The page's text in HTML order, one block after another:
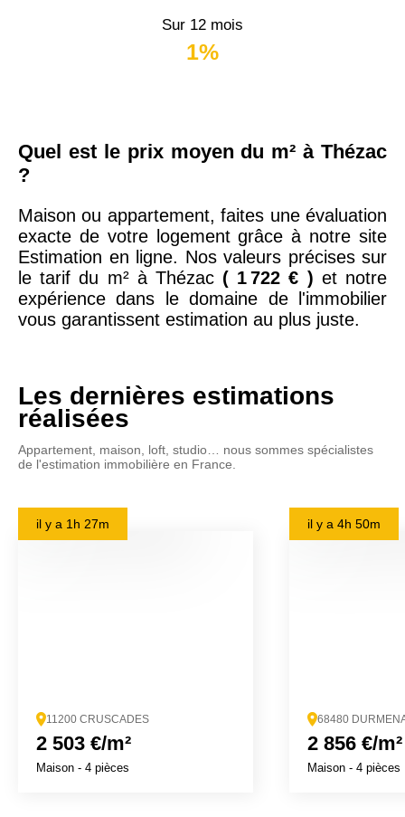
Sur 12 mois
1%
Quel est le prix moyen du m² à Thézac
?
Maison ou appartement, faites une évaluation
exacte de votre logement grâce à notre site
Estimation en ligne. Nos valeurs précises sur
le tarif du m² à Thézac ( 1 722 € ) et notre
expérience dans le domaine de l'immobilier
vous garantissent estimation au plus juste.
Les dernières estimations
réalisées
Appartement, maison, loft, studio… nous sommes spécialistes
de l'estimation immobilière en France.
il y a 1h 27m
11200 CRUSCADES
2 503 €/m²
Maison - 4 pièces
il y a 4h 50m
68480
2 856 €/m²
Maison - 4 pièces